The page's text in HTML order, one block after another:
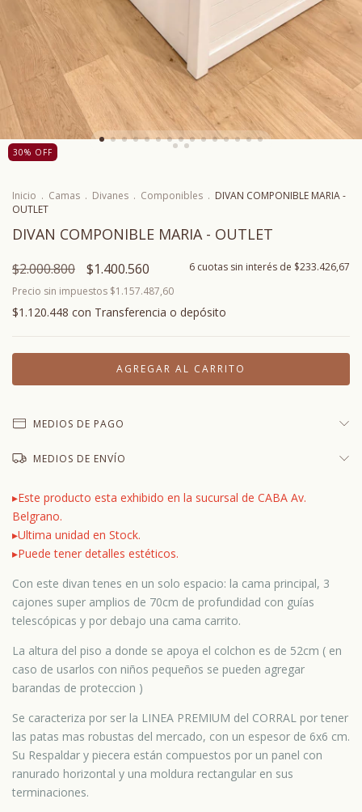
30% OFF
Inicio . Camas . Divanes . Componibles . DIVAN COMPONIBLE MARIA -
OUTLET
DIVAN COMPONIBLE MARIA - OUTLET
$2.000.800 $1.400.560 6 cuotas sin interés de $233.426,67
Precio sin impuestos $1.157.487,60
$1.120.448 con Transferencia o depósito
MEDIOS DE PAGO
MEDIOS DE ENVÍO
▸Este producto esta exhibido en la sucursal de CABA Av.
Belgrano.
▸Ultima unidad en Stock.
▸Puede tener detalles estéticos.
Con este divan tenes en un solo espacio: la cama principal, 3
cajones super amplios de 70cm de profundidad con guías
telescópicas y por debajo una cama carrito.
La altura del piso a donde se apoya el colchon es de 52cm ( en
caso de usarlos con niños pequeños se pueden agregar
barandas de proteccion )
Se caracteriza por ser la LINEA PREMIUM del CORRAL por tener
las patas mas robustas del mercado, con un espesor de 6x6 cm.
Su Respaldar y piecera están compuestos por un panel con
ranurado horizontal y una moldura rectangular en sus
terminaciones.